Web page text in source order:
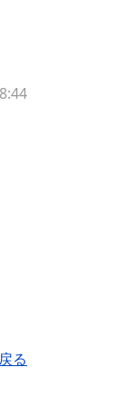
る